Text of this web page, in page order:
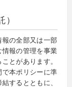
の全部又は一部
報の管理を事業
とがあります。
本ポリシーに準
するとともに、